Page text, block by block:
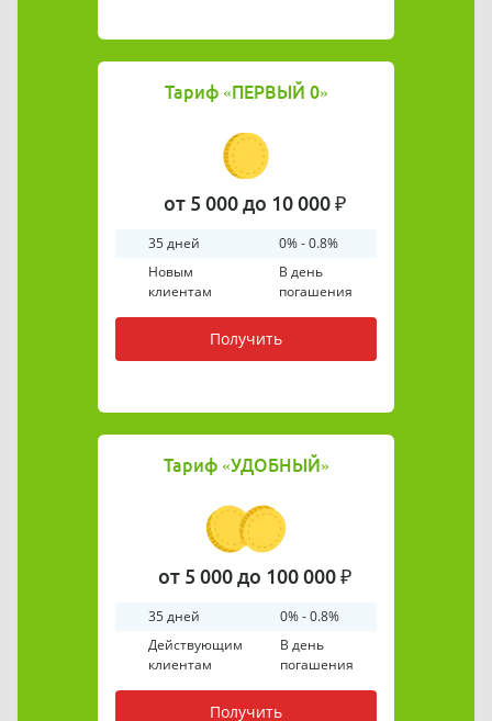
Тариф «ПЕРВЫЙ 0»
от 5 000 до 10 000 ₽
35 дней
0% - 0.8%
Новым
клиентам
В день
погашения
Получить
Тариф «УДОБНЫЙ»
от 5 000 до 100 000 ₽
35 дней
0% - 0.8%
Действующим
клиентам
В день
погашения
Получить